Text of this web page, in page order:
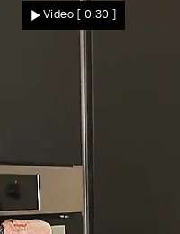
Video [ 0:30 ]